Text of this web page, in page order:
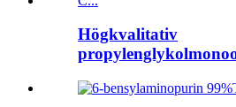
Högkvalitativ